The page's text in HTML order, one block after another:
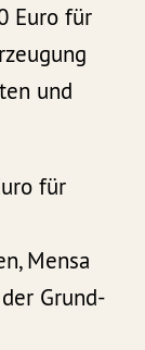
Euro für
und
für
Mensa
Grund-